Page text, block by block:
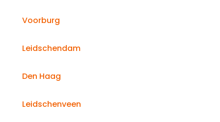
Voorburg
Leidschendam
Den Haag
Leidschenveen